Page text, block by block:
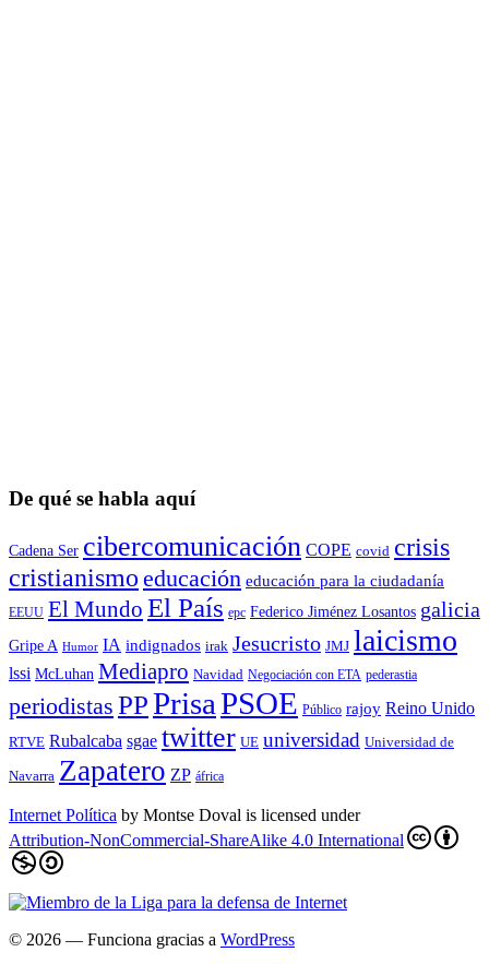
De qué se habla aquí
Cadena Ser cibercomunicación COPE covid crisis
cristianismo educación educación para la ciudadaní­a
EEUU El Mundo El País epc Federico Jiménez Losantos galicia
Gripe A Humor IA indignados irak Jesucristo JMJ laicismo
lssi McLuhan Mediapro Navidad Negociación con ETA pederastia
periodistas PPPrisaPSOE Público rajoy Reino Unido
RTVE Rubalcaba sgae twitter UE universidad Universidad de
Navarra Zapatero ZP áfrica
Internet Política by Montse Doval is licensed under
Attribution-NonCommercial-ShareAlike 4.0 International
© 2026 — Funciona gracias a WordPress